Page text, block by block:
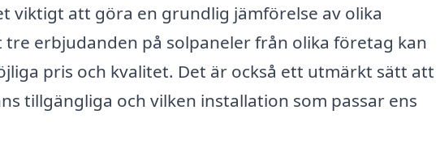
viktigt att göra en grundlig jämförelse av olika
erbjudanden på solpaneler från olika företag kan
pris och kvalitet. Det är också ett utmärkt sätt att
tillgängliga och vilken installation som passar ens